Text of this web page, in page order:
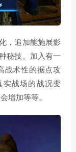
，追加能施展影
秘技。加入有一
战术性的据点攻
实战场的战况变
增加等等。